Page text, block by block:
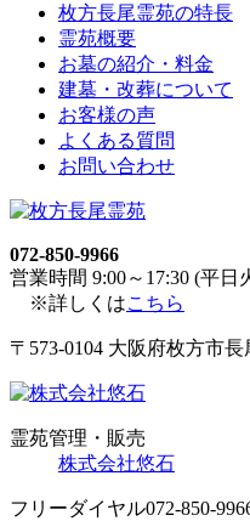
枚方長尾霊苑の特長
霊苑概要
お墓の紹介・料金
建墓・改葬について
お客様の声
よくある質問
お問い合わせ
072-850-9966
営業時間 9:00～17:30 (平日
※詳しくはこちら
〒573-0104 大阪府枚方市長
霊苑管理・販売
株式会社悠石
フリーダイヤル072-850-